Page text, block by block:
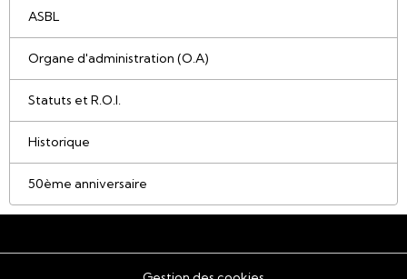
ASBL
Organe d'administration (O.A)
Statuts et R.O.I.
Historique
50ème anniversaire